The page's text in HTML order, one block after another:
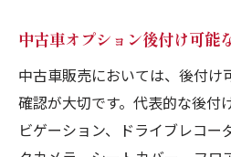
中古車オプション後付け可能
中古車販売においては、後付け
確認が大切です。代表的な後付
ビゲーション、ドライブレコー